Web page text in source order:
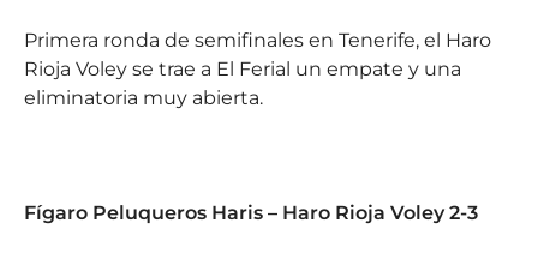
Primera ronda de semifinales en Tenerife, el Haro
Rioja Voley se trae a El Ferial un empate y una
eliminatoria muy abierta.
Fígaro Peluqueros Haris – Haro Rioja Voley 2-3